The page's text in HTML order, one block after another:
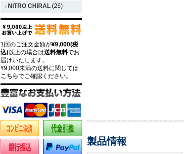
製品情報
NITRO CHiRAL (26)
1回のご注文金額が¥9,000(税
込)以上の場合は送料無料でお
届けいたします。
¥9,000未満の送料に関しては
こちらでご確認ください。